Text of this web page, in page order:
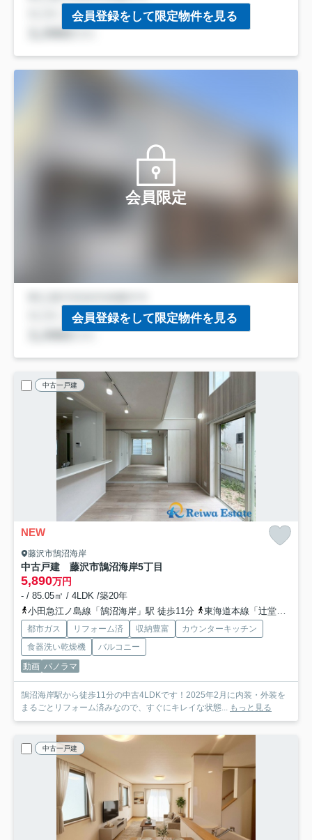
会員登録をして限定物件を見る
会員限定
会員登録をして限定物件を見る
中古一戸建
NEW
藤沢市鵠沼海岸
中古戸建 藤沢市鵠沼海岸5丁目
5,890万円
- / 85.05㎡ / 4LDK /築20年
小田急江ノ島線「鵠沼海岸」駅 徒歩11分
東海道本線「辻堂」駅 バス10分 「松波町」 停歩4分
都市ガス リフォーム済 収納豊富
カウンターキッチン
食器洗い乾燥機
バルコニー
動画 パノラマ
鵠沼海岸駅から徒歩11分の中古4LDKです！2025年2月に内装・外装を
まるごとリフォーム済みなので、すぐにキレイな状態... もっと見る
中古一戸建